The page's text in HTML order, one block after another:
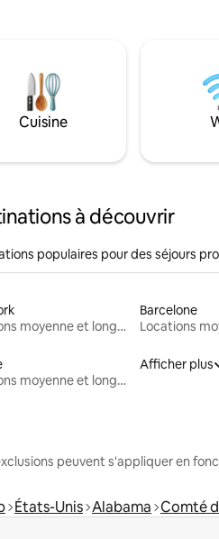
Cuisine
à découvrir
populaires pour des séjours
Locations moyenne et longue durée
Barcelone
Locations moyenne et longue durée
Afficher plus
peuvent s'appliquer en
États-Unis Alabama Comté